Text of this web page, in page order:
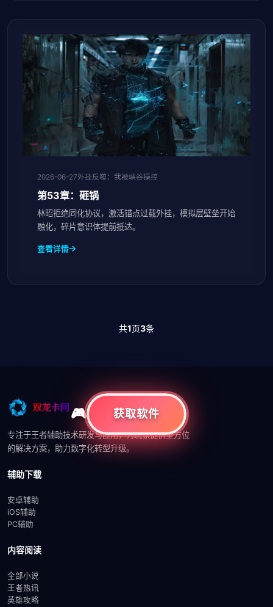
2026-06-27外挂反噬：我被峡谷操控
第53章：砸锅
林昭拒绝同化协议，激活锚点过载外挂，模拟层壁垒开始
融化，碎片意识体提前抵达。
查看详情
共1页3条
专注于王者辅助技术研发与应用，为玩家提供全方位
的解决方案，助力数字化转型升级。
辅助下载
安卓辅助
iOS辅助
PC辅助
内容阅读
全部小说
王者热讯
英雄攻略
获取软件